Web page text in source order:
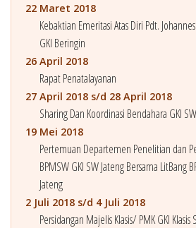
22 Maret 2018
Kebaktian Emeritasi Atas Diri Pdt.
GKI Beringin
26 April 2018
Rapat Penatalayanan
27 April 2018 s/d 28 April 2018
Sharing Dan Koordinasi Bendahara GKI
19 Mei 2018
Pertemuan Departemen Penelitian dan
BPMSW GKI SW Jateng Bersama LitBang
Jateng
2 Juli 2018 s/d 4 Juli 2018
Persidangan Majelis Klasis/ PMK GKI Klasis